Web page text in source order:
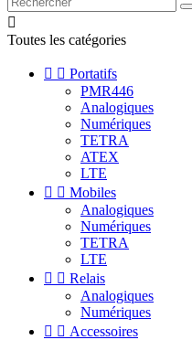

Toutes les catégories
  Portatifs
PMR446
Analogiques
Numériques
TETRA
ATEX
LTE
  Mobiles
Analogiques
Numériques
TETRA
LTE
  Relais
Analogiques
Numériques
  Accessoires